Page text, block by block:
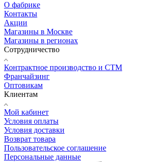
О фабрике
Контакты
Акции
Магазины в Москве
Магазины в регионах
Сотрудничество
Контрактное производство и СТМ
Франчайзинг
Оптовикам
Клиентам
Мой кабинет
Условия оплаты
Условия доставки
Возврат товара
Пользовательское соглашение
Персональные данные